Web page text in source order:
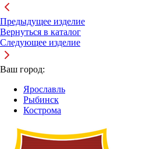
Предыдущее изделие
Вернуться в каталог
Следующее изделие
Ваш город:
Ярославль
Рыбинск
Кострома